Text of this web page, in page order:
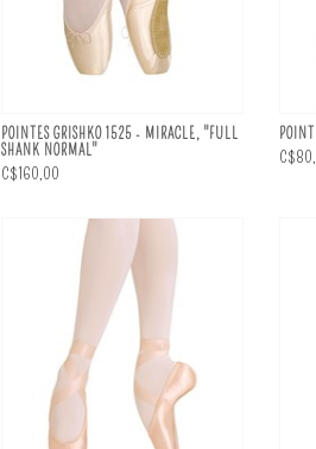
POINTES GRISHKO 1525 - MIRACLE, "FULL
SHANK NORMAL"
C$160,00